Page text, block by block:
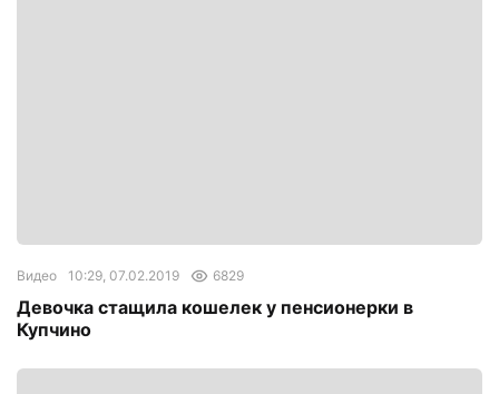
Видео 10:29, 07.02.2019 6829
Девочка стащила кошелек у пенсионерки в
Купчино